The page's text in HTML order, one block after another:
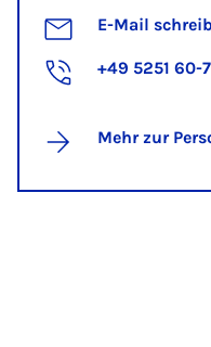
E-Mail
+49 5251 60-
Mehr zur